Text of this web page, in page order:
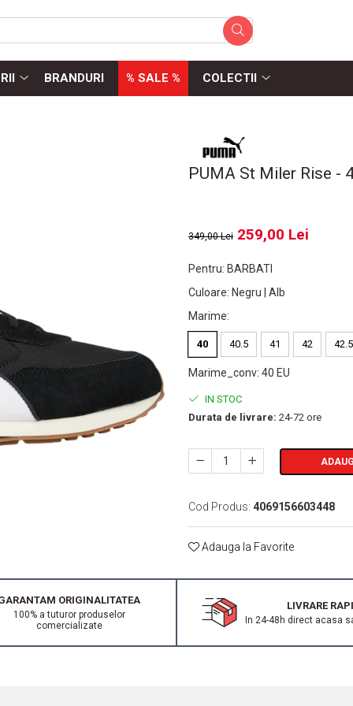
BRANDURI % SALE % COLECTII
PUMA St Miler Rise -
349,00 Lei 259,00 Lei
Pentru: BARBATI
Culoare: Negru | Alb
Marime:
40 40.5 41 42 42.5
Marime_conv: 40 EU
IN STOC
Durata de livrare: 24-72 ore
Cod Produs: 4069156603448
Adauga la Favorite
ORIGINALITATEA
100% a tuturor produselor
comercializate
LIVRARE
In 24-48h direct acasa